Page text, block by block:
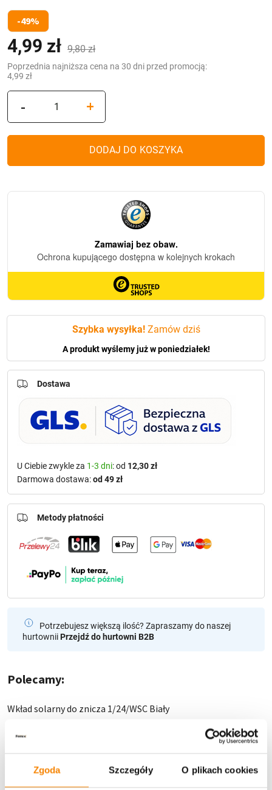
Zgoda Szczegóły O plikach cookies
9,80zł
Pierwotna
cena
wynosiła:
9,80 zł.
4,99 zł
Aktualna
cena
wynosi:
4,99 zł.
Poprzednia najniższa cena na 30 dni przed promocją:
4,99 zł
-49%
Potrzebujesz większą ilość? Zapraszamy do naszej
hurtowniiPrzejdź do hurtowni B2B
Dostawa
U Ciebie zwykle za 1-3 dni: od 12,30 zł
Darmowa dostawa:od 49 zł
Metody płatności
Szybka wysyłka!Zamów dziś
A produkt wyślemy już w poniedziałek!
Polecamy:
Wkład solarny do znicza 1/24/WSC Biały
14,99zł
-
Świeca
płomień
+
DODAJ DO KOSZYKA